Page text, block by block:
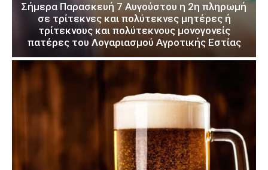
Σήμερα Παρασκευή 7 Αυγούστου η 2η πληρωμή
σε τρίτεκνες και πολύτεκνες μητέρες ή
τρίτεκνους και πολύτεκνους μονογονείς
πατέρες του Λογαριασμού Αγροτικής Εστίας